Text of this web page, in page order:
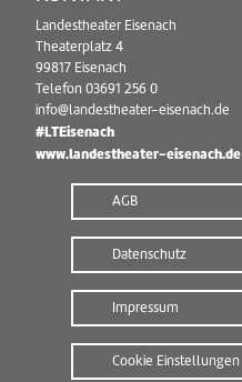
Landestheater Eisenach
Theaterplatz 4
99817 Eisenach
Telefon 03691 256 0
info@landestheater-eisenach.de
#LTEisenach
www.landestheater-eisenach.de
AGB
Datenschutz
Impressum
Cookie Einstellungen